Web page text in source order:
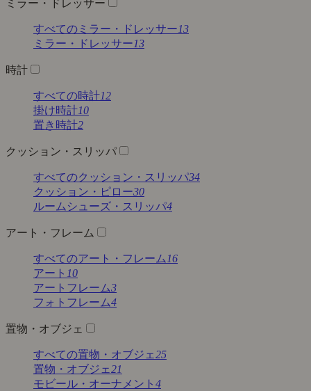
ミラー・ドレッサー
すべてのミラー・ドレッサー13
ミラー・ドレッサー13
時計
すべての時計12
掛け時計10
置き時計2
クッション・スリッパ
すべてのクッション・スリッパ34
クッション・ピロー30
ルームシューズ・スリッパ4
アート・フレーム
すべてのアート・フレーム 16
アート 10
アートフレーム3
フォトフレーム4
置物・オブジェ
すべての置物・オブジェ25
置物・オブジェ21
モビール・オーナメント 4